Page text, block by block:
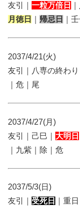
友引｜ 一粒万倍日
月徳日
帰忌日 ｜
2037/4/21(火)
友引｜八専の終わり
｜危｜尾
2037/4/27(月)
友引｜己巳｜ 大明日
｜九紫｜除｜危
2037/5/3(日)
友引｜ 受死日 ｜重